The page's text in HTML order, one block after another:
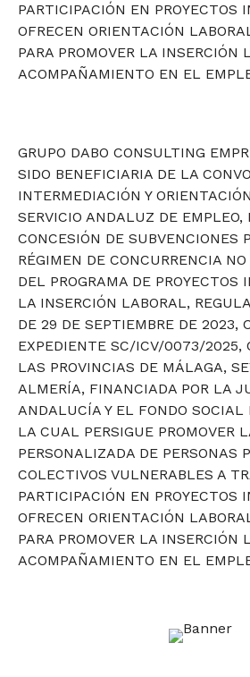
PARTICIPACIÓN EN PROYECTOS
OFRECEN ORIENTACIÓN
PARA PROMOVER LA INSERCIÓN
ACOMPAÑAMIENTO EN EL
GRUPO DABO CONSULTING
SIDO BENEFICIARIA DE LA
INTERMEDIACIÓN Y
SERVICIO ANDALUZ DE EMPLEO,
CONCESIÓN DE SUBVENCIONES
RÉGIMEN DE CONCURRENCIA
DEL PROGRAMA DE PROYECTOS
LA INSERCIÓN LABORAL,
DE 29 DE SEPTIEMBRE DE 2023,
EXPEDIENTE SC/ICV/0073/2025,
LAS PROVINCIAS DE MÁLAGA,
ALMERÍA, FINANCIADA POR LA
ANDALUCÍA Y EL FONDO SOCIAL
LA CUAL PERSIGUE PROMOVER
PERSONALIZADA DE PERSONAS
COLECTIVOS VULNERABLES A
PARTICIPACIÓN EN PROYECTOS
OFRECEN ORIENTACIÓN
PARA PROMOVER LA INSERCIÓN
ACOMPAÑAMIENTO EN EL